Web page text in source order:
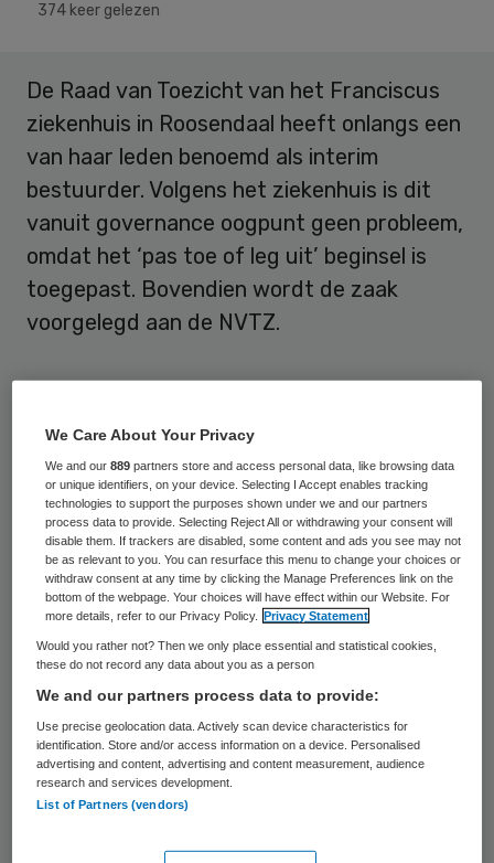
374 keer gelezen
De Raad van Toezicht van het Franciscus
ziekenhuis in Roosendaal heeft onlangs een
van haar leden benoemd als interim
bestuurder. Volgens het ziekenhuis is dit
vanuit governance oogpunt geen probleem,
omdat het ‘pas toe of leg uit’ beginsel is
toegepast. Bovendien wordt de zaak
voorgelegd aan de NVTZ.
Er is echter niet gezegd dat de interim
bestuurder weer vertrekt als de NVTZ tot
het oordeel zou komen dat dit een
onwenselijke situatie is. Dat zal overigens
zeer waarschijnlijk niet gebeuren. Directeur
Buiting van de NVTZ heeft in een reactie al
aangegeven dat er situaties kunnen zijn
de overstap maakt. Wat mij betreft een
onverstandige reactie van de NVTZ. Ik kan
mij namelijk geen enkele omstandigheid
voorstellen waarin het goed is dat een
toezichthouder in een organisatie
We Care About Your Privacy
We and our889 partners store and access personal data, like browsing data
or unique identifiers, on your device. Selecting I Accept enables tracking
technologies to support the purposes shown under we and our partners
process data to provide. Selecting Reject All or withdrawing your consent will
disable them. If trackers are disabled, some content and ads you see may not
be as relevant to you. You can resurface this menu to change your choices or
withdraw consent at any time by clicking the Manage Preferences link on the
bottom of the webpage. Your choices will have effect within our Website. For
more details, refer to our Privacy Policy.
Privacy Statement
Would you rather not? Then we only place essential and statistical cookies,
these do not record any data about you as a person
We and our partners process data to provide:
Use precise geolocation data. Actively scan device characteristics for
identification. Store and/or access information on a device. Personalised
advertising and content, advertising and content measurement, audience
research and services development.
List of Partners (vendors)